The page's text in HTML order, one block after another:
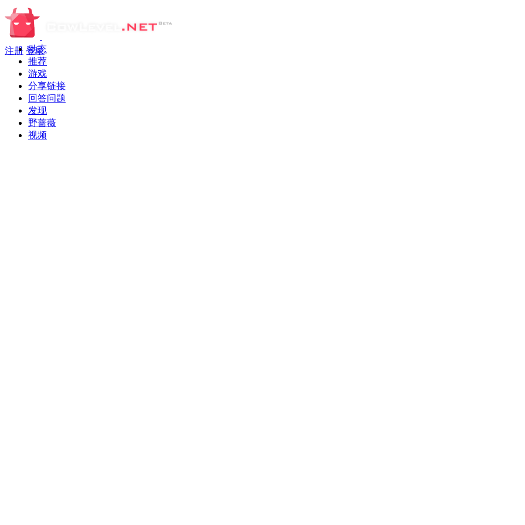
注册 登录
动态
推荐
游戏
分享链接
回答问题
发现
野蔷薇
视频